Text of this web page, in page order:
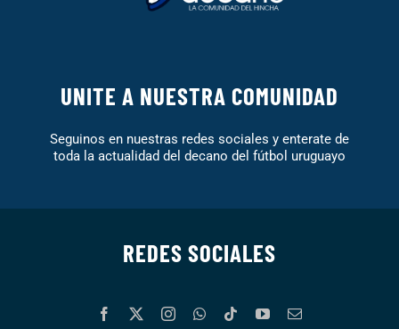
UNITE A NUESTRA COMUNIDAD
Seguinos en nuestras redes sociales y enterate de
toda la actualidad del decano del fútbol uruguayo
REDES SOCIALES